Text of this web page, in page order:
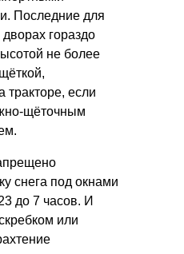
Последние для
гораздо
не более
тракторе, если
щёточным
снега под окнами
до 7 часов. И
или